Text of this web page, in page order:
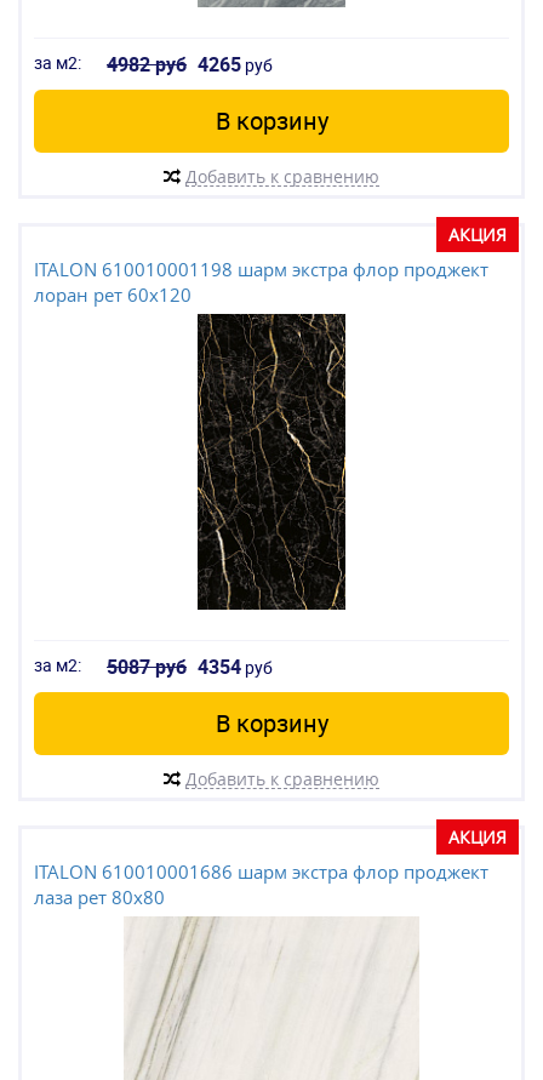
за м2: 4982 руб 4265 руб
В корзину
Добавить к сравнению
АКЦИЯ
ITALON 610010001198 шарм экстра флор проджект
лоран рет 60x120
за м2: 5087 руб 4354 руб
В корзину
Добавить к сравнению
АКЦИЯ
ITALON 610010001686 шарм экстра флор проджект
лаза рет 80x80